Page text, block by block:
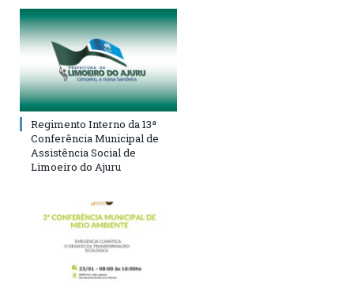
Regimento Interno da 13ª
Conferência Municipal de
Assistência Social de
Limoeiro do Ajuru